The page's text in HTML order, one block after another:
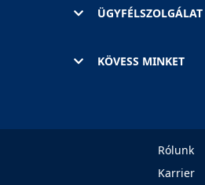
ÜGYFÉLSZOLGÁLAT
KÖVESS MINKET
Rólunk
Karrier